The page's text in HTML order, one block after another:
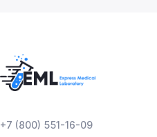
+7 (800) 551-16-09